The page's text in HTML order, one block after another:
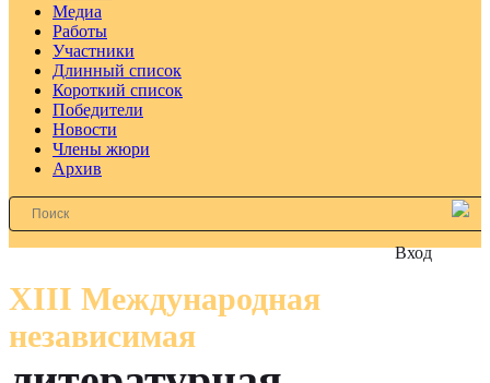
Медиа
Работы
Участники
Длинный список
Короткий список
Победители
Новости
Члены жюри
Архив
Вход
XIII Международная
независимая